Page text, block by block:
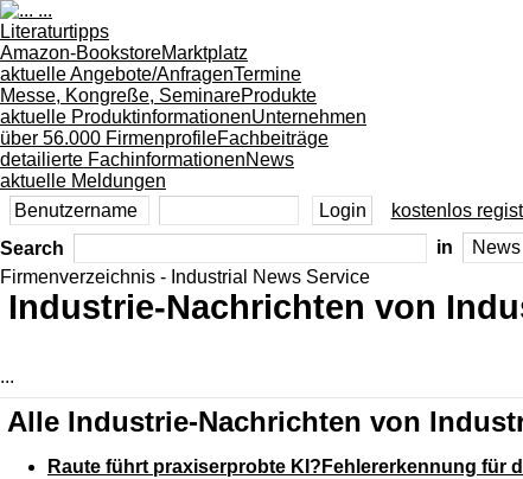
Literaturtipps
Amazon-BookstoreMarktplatz
aktuelle Angebote/AnfragenTermine
Messe, Kongreße, SeminareProdukte
aktuelle ProduktinformationenUnternehmen
über 56.000 FirmenprofileFachbeiträge
detailierte FachinformationenNews
aktuelle Meldungen
kostenlos
Search
in
Firmenverzeichnis - Industrial News Service
Industrie-Nachrichten von
...
Alle Industrie-Nachrichten von
Raute führt praxiserprobte KI?Fehlererkennung für